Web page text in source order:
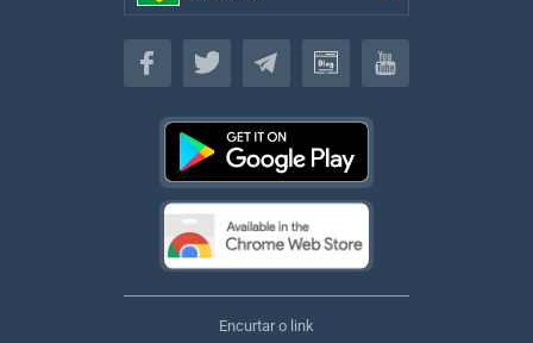
Brasileiro
Encurtar o link